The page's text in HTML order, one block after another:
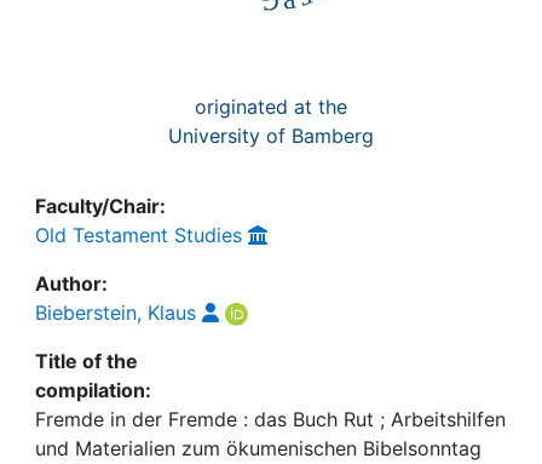
originated at the
University of Bamberg
Faculty/Chair:
Old Testament Studies
Author:
Bieberstein, Klaus
Title of the
compilation:
Fremde in der Fremde : das Buch Rut ; Arbeitshilfen
und Materialien zum ökumenischen Bibelsonntag